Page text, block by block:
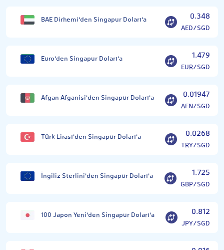
BAE Dirhemi'den Singapur Doları'a 0.348
AED/SGD
Euro'den Singapur Doları'a 1.479
EUR/SGD
Afgan Afganisi'den Singapur Doları'a 0.01947
AFN/SGD
Türk Lirası'den Singapur Doları'a 0.0268
TRY/SGD
İngiliz Sterlini'den Singapur Doları'a 1.725
GBP/SGD
100 Japon Yeni'den Singapur Doları'a 0.812
JPY/SGD